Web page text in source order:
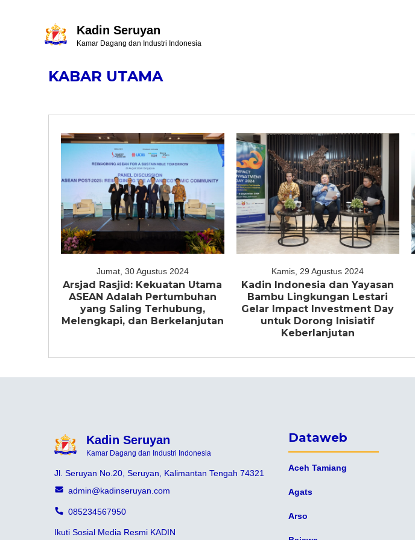
Kadin Seruyan
Kamar Dagang dan Industri Indonesia
KABAR UTAMA
Jumat, 30 Agustus 2024
Arsjad Rasjid: Kekuatan Utama
ASEAN Adalah Pertumbuhan
yang Saling Terhubung,
Melengkapi, dan Berkelanjutan
Kamis, 29 Agustus 2024
Kadin Indonesia dan Yayasan
Bambu Lingkungan Lestari
Gelar Impact Investment Day
untuk Dorong Inisiatif
Keberlanjutan
Kadin Seruyan
Kamar Dagang dan Industri Indonesia
Jl. Seruyan No.20, Seruyan, Kalimantan Tengah 74321
admin@kadinseruyan.com
085234567950
Ikuti Sosial Media Resmi KADIN
Dataweb
Aceh Tamiang
Agats
Arso